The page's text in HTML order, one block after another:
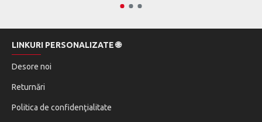
LINKURI PERSONALIZATE 🌐
Desore noi
Returnări
Politica de confidenţialitate